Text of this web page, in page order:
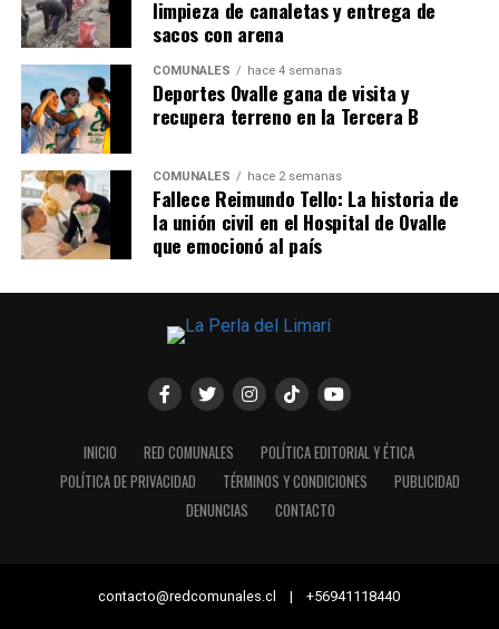
limpieza de canaletas y entrega de
sacos con arena
COMUNALES hace 4 semanas
Deportes Ovalle gana de visita y
recupera terreno en la Tercera B
COMUNALES hace 2 semanas
Fallece Reimundo Tello: La historia de
la unión civil en el Hospital de Ovalle
que emocionó al país
INICIO RED COMUNALES
POLÍTICA EDITORIAL Y ÉTICA
POLÍTICA DE PRIVACIDAD
TÉRMINOS Y CONDICIONES
PUBLICIDAD
DENUNCIAS
CONTACTO
contacto@redcomunales.cl | +56941118440